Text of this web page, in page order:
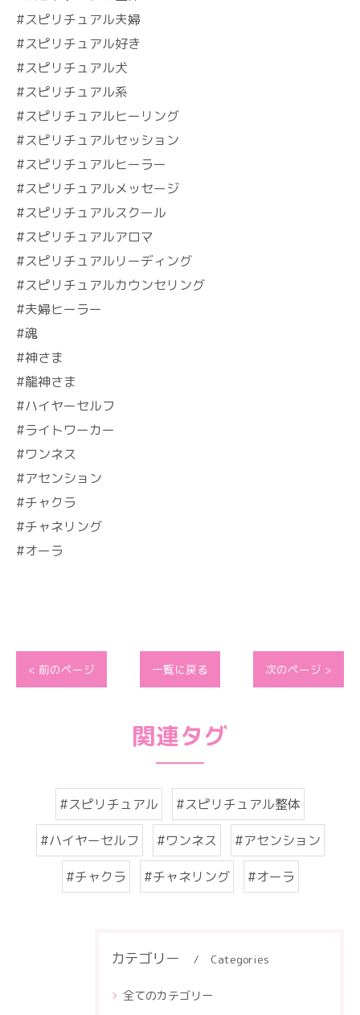
#スピリチュアル夫婦
#スピリチュアル好き
#スピリチュアル犬
#スピリチュアル系
#スピリチュアルヒーリング
#スピリチュアルセッション
#スピリチュアルヒーラー
#スピリチュアルメッセージ
#スピリチュアルスクール
#スピリチュアルアロマ
#スピリチュアルリーディング
#スピリチュアルカウンセリング
#夫婦ヒーラー
#魂
#神さま
#龍神さま
#ハイヤーセルフ
#ライトワーカー
#ワンネス
#アセンション
#チャクラ
#チャネリング
#オーラ
< 前のページ 一覧に戻る 次のページ >
関連タグ
#スピリチュアル #スピリチュアル整体
#ハイヤーセルフ #ワンネス #アセンション
#チャクラ #チャネリング #オーラ
カテゴリー Categories
全てのカテゴリー